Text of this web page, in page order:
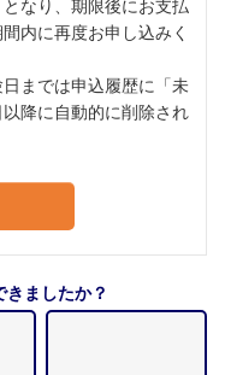
なり、期限後にお支払
内に再度お申し込みく
までは申込履歴に「未
降に自動的に削除され
ましたか？